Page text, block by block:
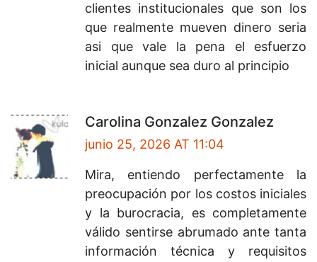
clientes institucionales que son los
que realmente mueven dinero seria
asi que vale la pena el esfuerzo
inicial aunque sea duro al principio
Carolina Gonzalez Gonzalez
junio 25, 2026 AT 11:04
Mira, entiendo perfectamente la
preocupación por los costos iniciales
y la burocracia, es completamente
válido sentirse abrumado ante tanta
información técnica y requisitos